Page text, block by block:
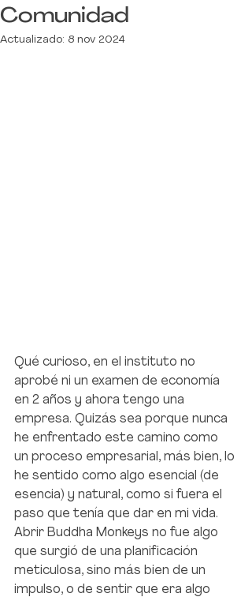
Comunidad
Actualizado: 8 nov 2024
Qué curioso, en el instituto no
aprobé ni un examen de economía
en 2 años y ahora tengo una
empresa. Quizás sea porque nunca
he enfrentado este camino como
un proceso empresarial, más bien, lo
he sentido como algo esencial (de
esencia) y natural, como si fuera el
paso que tenía que dar en mi vida.
Abrir Buddha Monkeys no fue algo
que surgió de una planificación
meticulosa, sino más bien de un
impulso, o de sentir que era algo